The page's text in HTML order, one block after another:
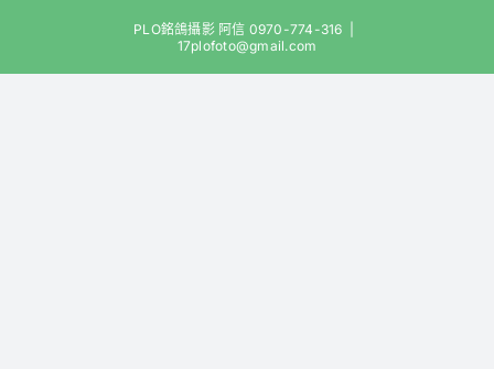
content
PLO銘鴿攝影 阿信 0970-774-316
17plofoto@gmail.com